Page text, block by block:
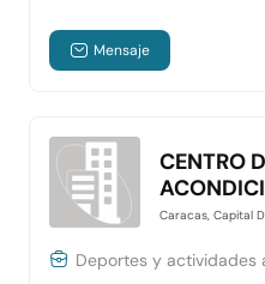
Mensaje
CENTRO
2020
Caracas, Capital
Deportes y actividades